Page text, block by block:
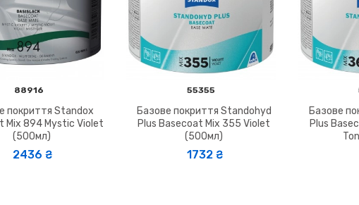
88916
покриття Standox
Mix 894 Mystic Violet
(500мл)
2436 ₴
55355
Базове покриття Standohyd
Plus Basecoat Mix 355 Violet
(500мл)
1732 ₴
Базове
Plus